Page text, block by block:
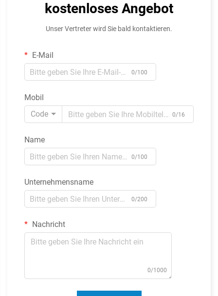
kostenloses Angebot
Unser Vertreter wird Sie bald kontaktieren.
E-Mail
0/100
Mobil
Code
0/16
Name
0/100
Unternehmensname
0/200
Nachricht
0/1000